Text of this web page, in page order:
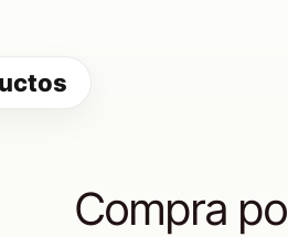
Compra